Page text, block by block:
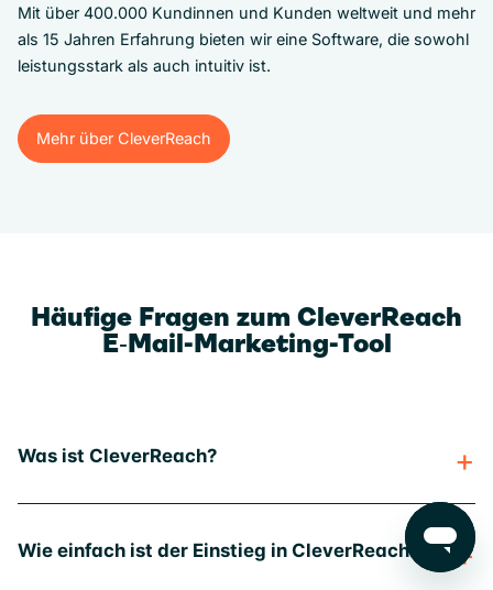
Mit über 400.000 Kundinnen und Kunden weltweit und mehr
als 15 Jahren Erfahrung bieten wir eine Software, die sowohl
leistungsstark als auch intuitiv ist.
Mehr über CleverReach
Mehr über CleverReach
Häufige Fragen zum CleverReach
E‑Mail-Marketing-Tool
Was ist CleverReach?
Wie einfach ist der Einstieg in CleverReach?